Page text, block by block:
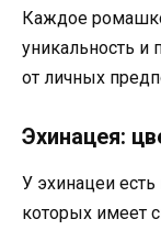
Каждое
уникальность и
от личных
Эхинацея:
У эхинацеи
которых имеет